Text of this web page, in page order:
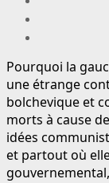
Pourquoi la
une étrange
bolchevique et
morts à cause
idées
et partout où